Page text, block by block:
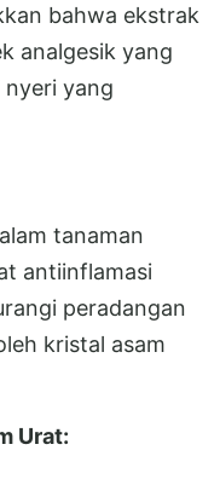
bahwa ekstrak
analgesik yang
yang
tanaman
antiinflamasi
peradangan
kristal asam
Urat: